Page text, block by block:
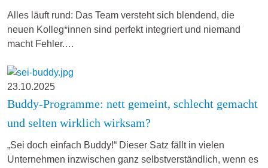
Alles läuft rund: Das Team versteht sich blendend, die
neuen Kolleg*innen sind perfekt integriert und niemand
macht Fehler.…
23.10.2025
Buddy-Programme: nett gemeint, schlecht gemacht
und selten wirklich wirksam?
„Sei doch einfach Buddy!“ Dieser Satz fällt in vielen
Unternehmen inzwischen ganz selbstverständlich, wenn es